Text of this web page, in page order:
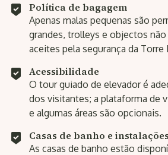
Política de bagagem
Apenas malas pequenas são
grandes, trolleys e objectos
aceites pela segurança da Torre
Acessibilidade
O tour guiado de elevador é
dos visitantes; a plataforma de
e algumas áreas são opcionais.
Casas de banho e instalações
As casas de banho estão